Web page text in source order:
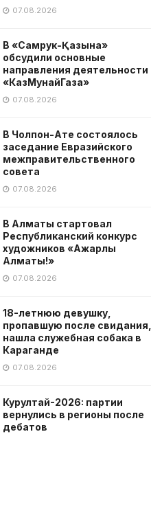
07.08.2026
В «Самрук-Қазына»
обсудили основные
направления деятельности
«КазМунайГаза»
07.08.2026
В Чолпон-Ате состоялось
заседание Евразийского
межправительственного
совета
07.08.2026
В Алматы стартовал
Республиканский конкурс
художников «Ажарлы
Алматы!»
07.08.2026
18-летнюю девушку,
пропавшую после свидания,
нашла служебная собака в
Караганде
07.08.2026
Курултай-2026: партии
вернулись в регионы после
дебатов